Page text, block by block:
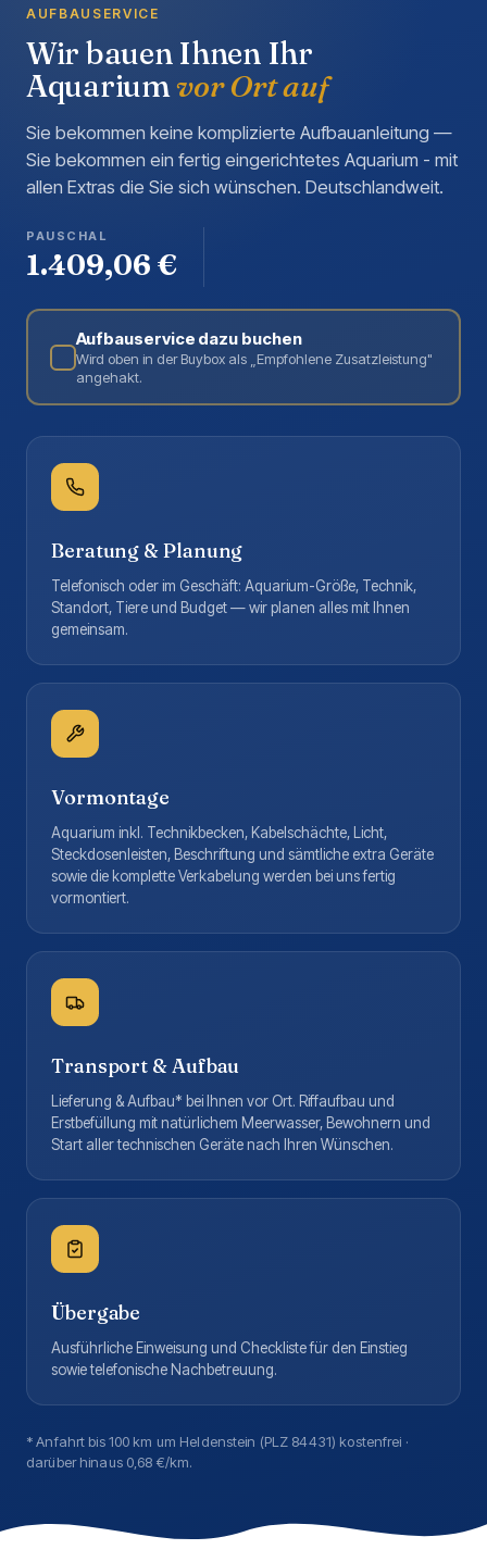
AUFBAUSERVICE
Wir bauen Ihnen Ihr
Aquariumvor Ort auf
Sie bekommen keine komplizierte Aufbauanleitung —
Sie bekommen ein fertig eingerichtetes Aquarium - mit
allen Extras die Sie sich wünschen. Deutschlandweit.
PAUSCHAL
1.409,06 €
Aufbauservice dazu buchen
Wird oben in der Buybox als „Empfohlene Zusatzleistung"
angehakt.
Beratung & Planung
Telefonisch oder im Geschäft: Aquarium-Größe, Technik,
Standort, Tiere und Budget — wir planen alles mit Ihnen
gemeinsam.
Vormontage
Aquarium inkl. Technikbecken, Kabelschächte, Licht,
Steckdosenleisten, Beschriftung und sämtliche extra Geräte
sowie die komplette Verkabelung werden bei uns fertig
vormontiert.
Transport & Aufbau
Lieferung & Aufbau* bei Ihnen vor Ort. Riffaufbau und
Erstbefüllung mit natürlichem Meerwasser, Bewohnern und
Start aller technischen Geräte nach Ihren Wünschen.
Übergabe
Ausführliche Einweisung und Checkliste für den Einstieg
sowie telefonische Nachbetreuung.
* Anfahrt bis 100 km um Heldenstein (PLZ 84431) kostenfrei ·
darüber hinaus 0,68 €/km.